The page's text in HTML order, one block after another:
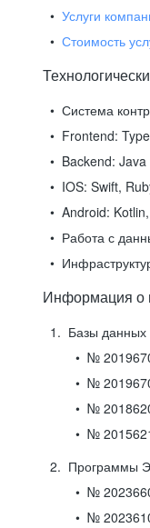
Услуги
Стоимость
Система
Frontend:
Backend: Java
IOS: Swift,
Android:
Работа с
Информация о
Базы данных
№
№
№
№
Программы
№
№